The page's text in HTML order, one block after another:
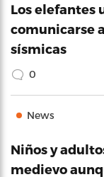
Los elefantes
comunicarse
sísmicas
0
News
Niños y
medievo